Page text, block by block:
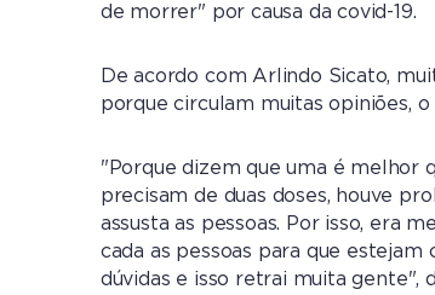
de morrer" por causa da covid-19.
De acordo com Arlindo Sicato,
porque circulam muitas opiniões,
"Porque dizem que uma é melhor
precisam de duas doses, houve
assusta as pessoas. Por isso, era
cada as pessoas para que
dúvidas e isso retrai muita gente",